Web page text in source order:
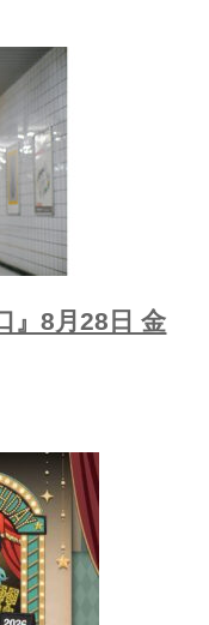
』8月28日 金